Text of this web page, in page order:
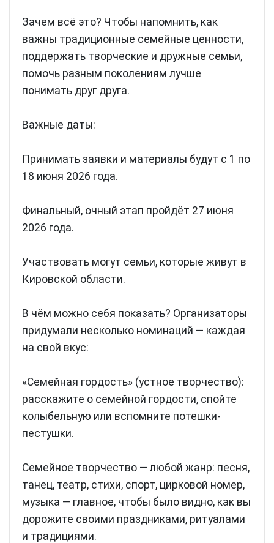
Зачем всё это? Чтобы напомнить, как
важны традиционные семейные ценности,
поддержать творческие и дружные семьи,
помочь разным поколениям лучше
понимать друг друга.
Важные даты:
Принимать заявки и материалы будут с 1 по
18 июня 2026 года.
Финальный, очный этап пройдёт 27 июня
2026 года.
Участвовать могут семьи, которые живут в
Кировской области.
В чём можно себя показать? Организаторы
придумали несколько номинаций — каждая
на свой вкус:
«Семейная гордость» (устное творчество):
расскажите о семейной гордости, спойте
колыбельную или вспомните потешки-
пестушки.
Семейное творчество — любой жанр: песня,
танец, театр, стихи, спорт, цирковой номер,
музыка — главное, чтобы было видно, как вы
дорожите своими праздниками, ритуалами
и традициями.